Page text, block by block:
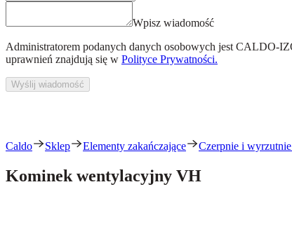
Wpisz wiadomość
Administratorem podanych danych osobowych jest CALDO-
uprawnień znajdują się w Polityce Prywatności.
Wyślij wiadomość
Caldo Sklep Elementy zakańczające Czerpnie i
Kominek wentylacyjny VH